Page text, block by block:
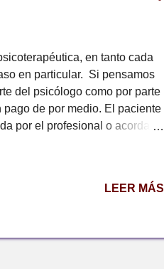
en tanto cada
en particular. Si pensamos
del psicólogo como por parte
de por medio. El paciente
por el profesional o acordada
una distancia que no se
que permite que la psicoterapia
un tipo de relación que
LEER MÁS